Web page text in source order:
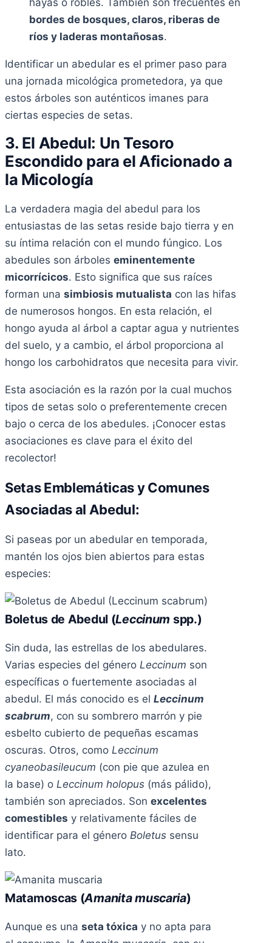
bordes de bosques, claros, riberas de
ríos y laderas montañosas.
Identificar un abedular es el primer paso para
una jornada micológica prometedora, ya que
estos árboles son auténticos imanes para
ciertas especies de setas.
3. El Abedul: Un Tesoro
Escondido para el Aficionado a
la Micología
La verdadera magia del abedul para los
entusiastas de las setas reside bajo tierra y en
su íntima relación con el mundo fúngico. Los
abedules son árboles eminentemente
micorrícicos. Esto significa que sus raíces
forman una simbiosis mutualista con las hifas
de numerosos hongos. En esta relación, el
hongo ayuda al árbol a captar agua y nutrientes
del suelo, y a cambio, el árbol proporciona al
hongo los carbohidratos que necesita para vivir.
Esta asociación es la razón por la cual muchos
tipos de setas solo o preferentemente crecen
bajo o cerca de los abedules. ¡Conocer estas
asociaciones es clave para el éxito del
recolector!
Setas Emblemáticas y Comunes
Asociadas al Abedul:
Si paseas por un abedular en temporada,
mantén los ojos bien abiertos para estas
especies:
Boletus de Abedul (Leccinum spp.)
Sin duda, las estrellas de los abedulares.
Varias especies del género Leccinum son
específicas o fuertemente asociadas al
abedul. El más conocido es el Leccinum
scabrum, con su sombrero marrón y pie
esbelto cubierto de pequeñas escamas
oscuras. Otros, como Leccinum
cyaneobasileucum (con pie que azulea en
la base) o Leccinum holopus (más pálido),
también son apreciados. Son excelentes
comestibles y relativamente fáciles de
identificar para el género Boletus sensu
lato.
Matamoscas (Amanita muscaria)
Aunque es una seta tóxica y no apta para